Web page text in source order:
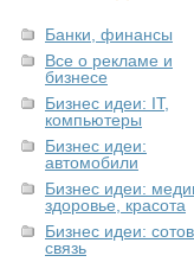
Банки, финансы
Все о рекламе и
бизнесе
Бизнес идеи: IT,
компьютеры
Бизнес идеи:
автомобили
Бизнес идеи:
здоровье, красота
Бизнес идеи:
связь